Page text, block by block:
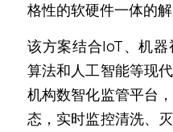
格性的软硬件一体的解
该方案结合IoT、机
算法和人工智能等现
机构数智化监管平台
态，实时监控清洗、